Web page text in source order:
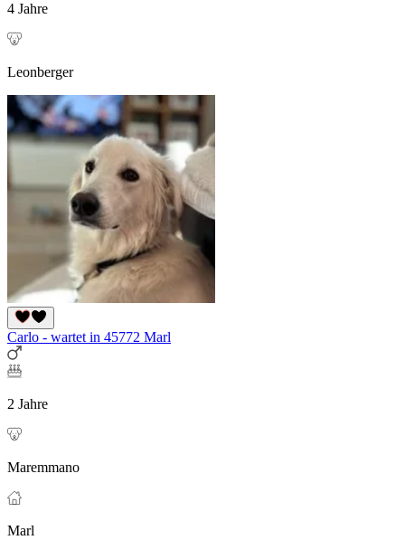
4 Jahre
Leonberger
Carlo - wartet in 45772 Marl
2 Jahre
Maremmano
Marl